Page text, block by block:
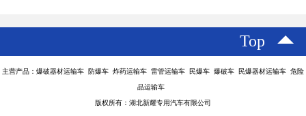
Top
主营产品：爆破器材运输车 防爆车 炸药运输车 雷管运输车 民爆车 爆破车 民爆器材运输车 危险
品运输车
版权所有：湖北新耀专用汽车有限公司